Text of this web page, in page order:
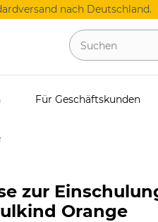
nach Deutschland.
Für Geschäftskunden
zur
Orange